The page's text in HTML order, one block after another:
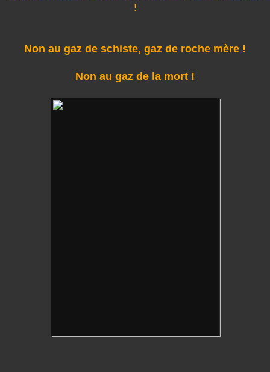
!
Non au gaz de schiste, gaz de roche mère !
Non au gaz de la mort !